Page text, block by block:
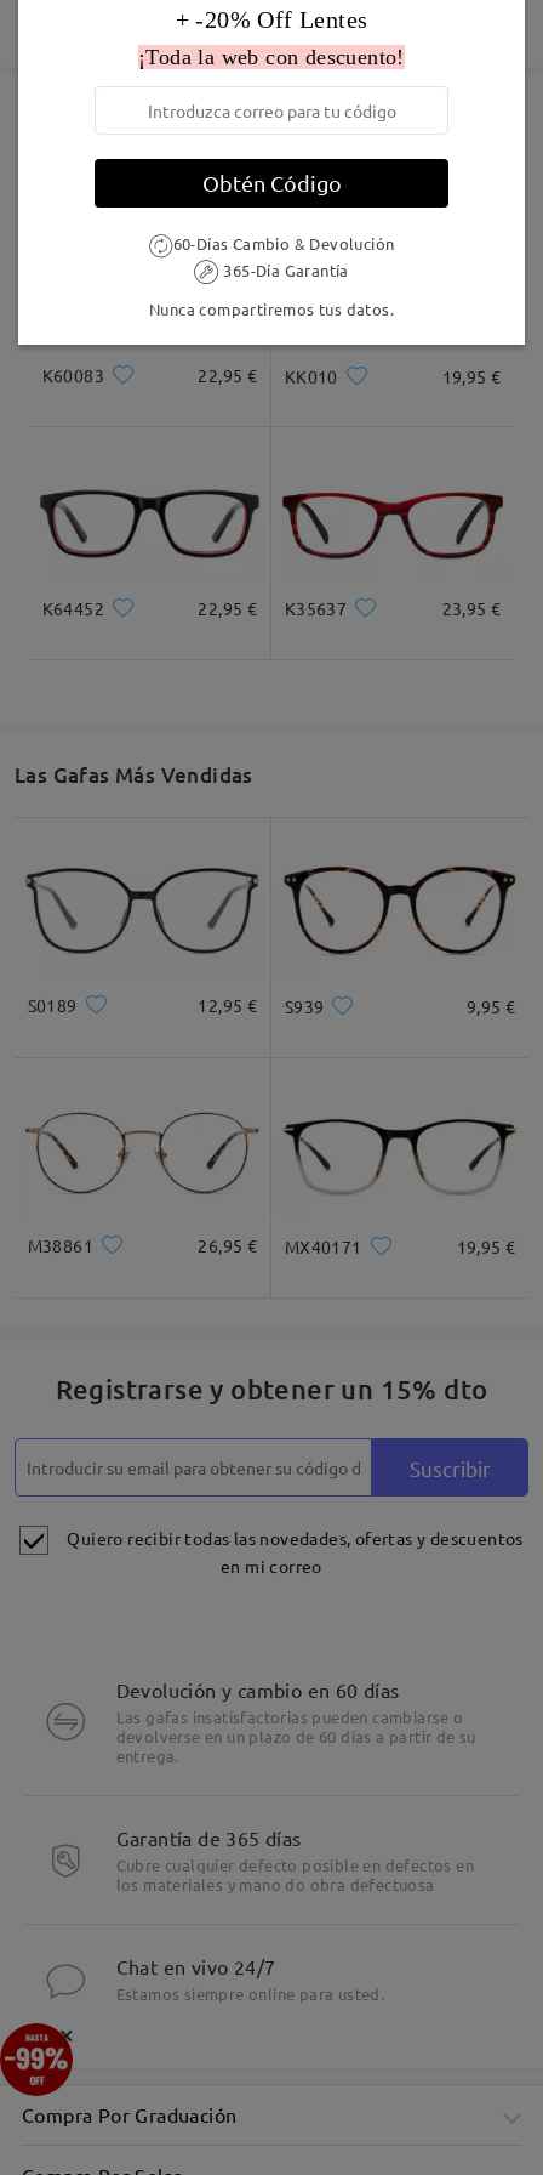
Leer todos los
comentarios
Deje su comentario
5-7 días laborales detalles
Garantía de 365 días
Descubrir Más
K60083 22,95 € KK010 19,95 €
K64452 22,95 € K35637 23,95 €
Las Gafas Más Vendidas
S0189 12,95 € S939 9,95 €
M38861 26,95 € MX40171 19,95 €
Registrarse y obtener un 15% dto
Suscribir
Quiero recibir todas las novedades, ofertas y descuentos
en mi correo
Devolución y cambio en 60 días
Las gafas insatisfactorias pueden cambiarse o
devolverse en un plazo de 60 días a partir de su
entrega.
Garantía de 365 días
Cubre cualquier defecto posible en defectos en
los materiales y mano do obra defectuosa
Chat en vivo 24/7
Estamos siempre online para usted.
Compra Por Graduación
×
+ -20% Off Lentes
¡Toda la web con descuento!
Obtén Código
60-Días Cambio & Devolución
365-Día Garantía
Nunca compartiremos tus datos.